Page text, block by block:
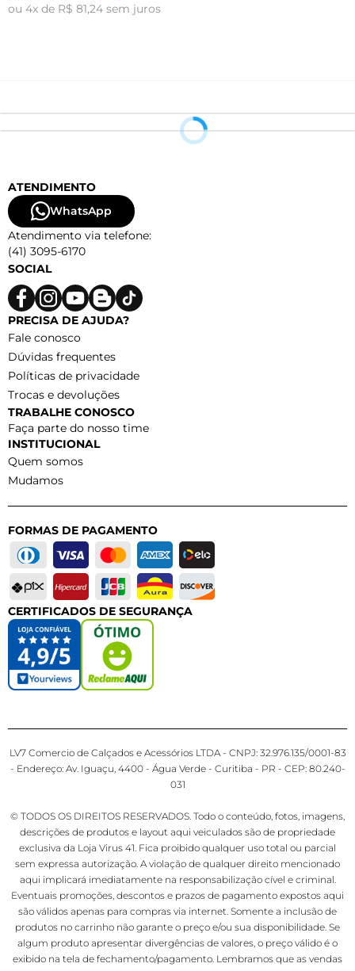
ou 4x de R$ 81,24 sem juros
ATENDIMENTO
WhatsApp
Atendimento via telefone:
(41) 3095-6170
SOCIAL
PRECISA DE AJUDA?
Fale conosco
Dúvidas frequentes
Políticas de privacidade
Trocas e devoluções
TRABALHE CONOSCO
Faça parte do nosso time
INSTITUCIONAL
Quem somos
Mudamos
FORMAS DE PAGAMENTO
CERTIFICADOS DE SEGURANÇA
LV7 Comercio de Calçados e Acessórios LTDA - CNPJ: 32.976.135/0001-83
- Endereço: Av. Iguaçu, 4400 - Água Verde - Curitiba - PR - CEP: 80.240-
031
© TODOS OS DIREITOS RESERVADOS. Todo o conteúdo, fotos, imagens,
descrições de produtos e layout aqui veiculados são de propriedade
exclusiva da Loja Virus 41. Fica proibido qualquer uso total ou parcial
sem expressa autorização. A violação de qualquer direito mencionado
aqui implicará imediatamente na responsabilização cível e criminal.
Eventuais promoções, descontos e prazos de pagamento expostos aqui
são válidos apenas para compras via internet. Somente a inclusão de
produtos no carrinho não garante o preço e/ou sua disponibilidade. Se
algum produto apresentar divergências de valores, o preço válido é o
exibido na tela de fechamento/pagamento. Lembramos que as vendas